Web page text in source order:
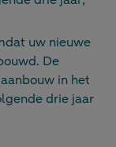
uw nieuwe
De
in het
drie jaar